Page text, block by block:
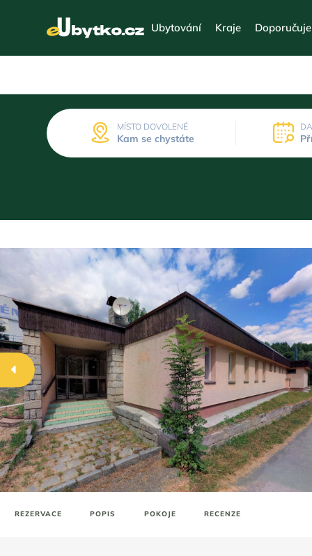
Ubytování Kraje
MÍSTO DOVOLENÉ
Kam se chystáte
REZERVACE POPIS POKOJE RECENZE